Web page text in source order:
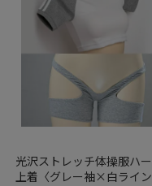
光沢ストレッチ体操服ハ
上着〈グレー袖×白ライ